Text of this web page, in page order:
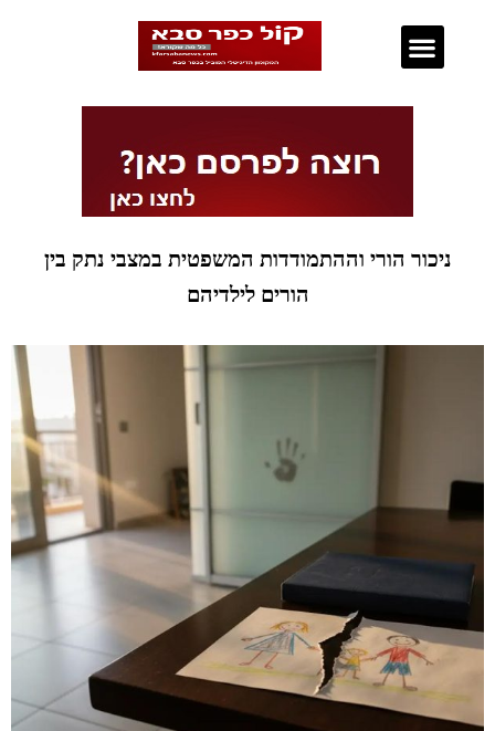
ניכור הורי וההתמודדות המשפטית במצבי נתק בין
הורים לילדיהם